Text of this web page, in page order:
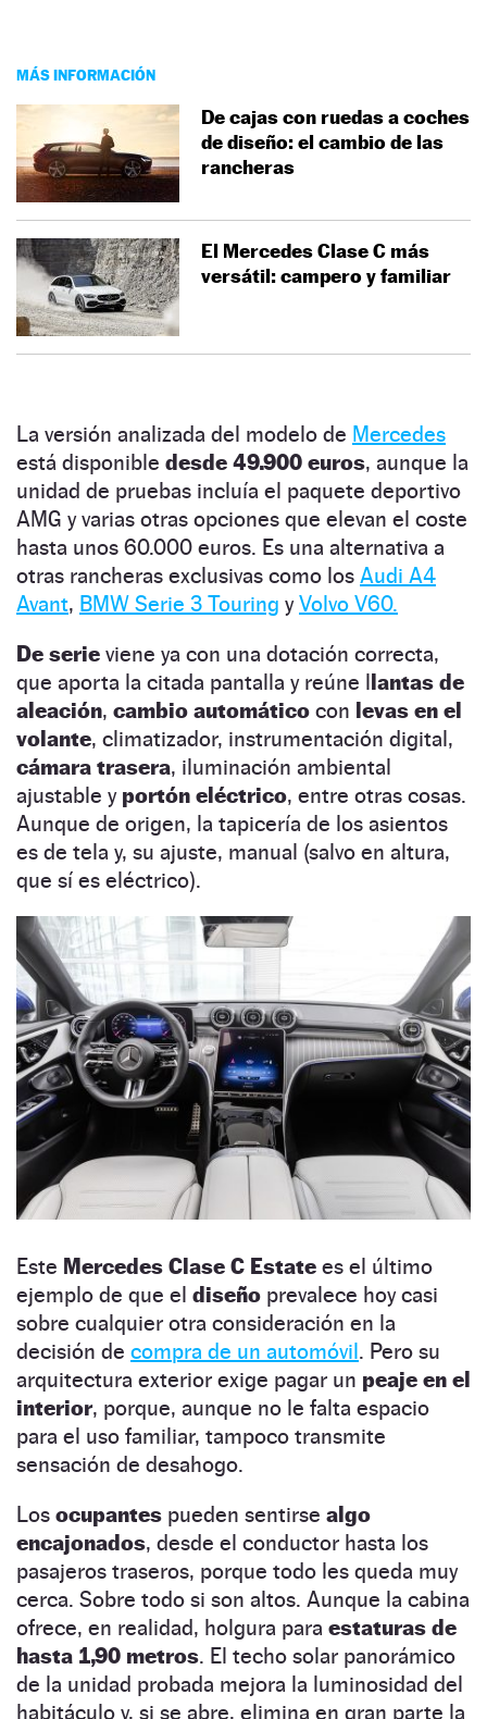
MÁS INFORMACIÓN
De cajas con ruedas a coches
de diseño: el cambio de las
rancheras
El Mercedes Clase C más
versátil: campero y familiar
La versión analizada del modelo de Mercedes
está disponible desde 49.900 euros, aunque la
unidad de pruebas incluía el paquete deportivo
AMG y varias otras opciones que elevan el coste
hasta unos 60.000 euros. Es una alternativa a
otras rancheras exclusivas como los Audi A4
Avant, BMW Serie 3 Touring yVolvo V60.
De serie viene ya con una dotación correcta,
que aporta la citada pantalla y reúne llantas de
aleación, cambio automático con levas en el
volante, climatizador, instrumentación digital,
cámara trasera, iluminación ambiental
ajustable y portón eléctrico, entre otras cosas.
Aunque de origen, la tapicería de los asientos
es de tela y, su ajuste, manual (salvo en altura,
que sí es eléctrico).
Este Mercedes Clase C Estate es el último
ejemplo de que el diseño prevalece hoy casi
sobre cualquier otra consideración en la
decisión de compra de un automóvil. Pero su
arquitectura exterior exige pagar un peaje en el
interior, porque, aunque no le falta espacio
para el uso familiar, tampoco transmite
sensación de desahogo.
Los ocupantes pueden sentirse algo
encajonados, desde el conductor hasta los
pasajeros traseros, porque todo les queda muy
cerca. Sobre todo si son altos. Aunque la cabina
ofrece, en realidad, holgura para estaturas de
hasta 1,90 metros. El techo solar panorámico
de la unidad probada mejora la luminosidad del
habitáculo y, si se abre, elimina en gran parte la